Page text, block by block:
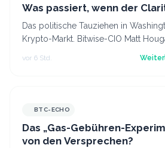
Was passiert, wenn der
Das politische Tauziehen in
Krypto-Markt. Bitwise-CIO Matt
vor 6 Std.
BTC-ECHO
Das „Gas-Gebühren-
von den Versprechen?